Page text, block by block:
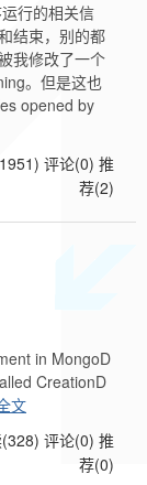
行的相关信
结束，别的都
我修改了一个
。但是这也
opened by
评论(0) 推
荐(2)
in MongoD
CreationD
文
评论(0) 推
荐(0)